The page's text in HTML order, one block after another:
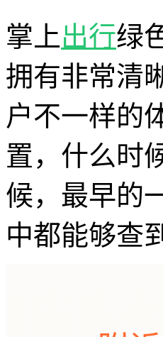
掌上出行绿
拥有非常清
户不一样的
置，什么时
候，最早的
中都能够查